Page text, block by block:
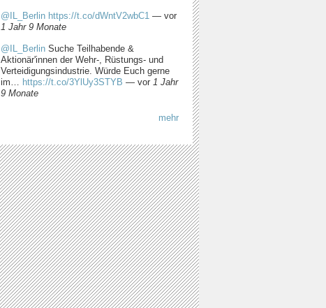
@IL_Berlin https://t.co/dWntV2wbC1 —vor
1 Jahr 9 Monate
@IL_Berlin Suche Teilhabende &
Aktionär'innen der Wehr-, Rüstungs- und
Verteidigungsindustrie. Würde Euch gerne
im… https://t.co/3YlUy3STYB —vor1 Jahr
9 Monate
mehr